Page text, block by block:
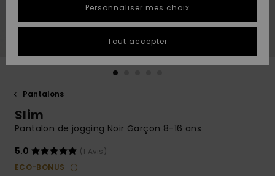
tailles
conversation
à votre
question.
Démarrer
Pantalons
Slim
Pantalon de jogging Noir Garçon 8-16 ans
5.0
(1 Avis)
ECO-BONUS
Personnaliser mes choix
Tout accepter